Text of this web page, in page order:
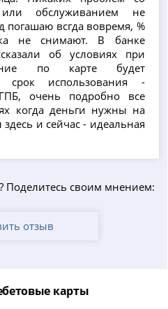
обслуживанием не
погашаю всгда вовремя, %
не снимают. В банке
об условиях при
по карте будет
срок использования -
очень подробно все
когда деньги нужны на
и сейчас - идеальная
Поделитесь своим мнением:
отзыв
карты